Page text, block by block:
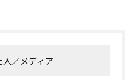
／メディア